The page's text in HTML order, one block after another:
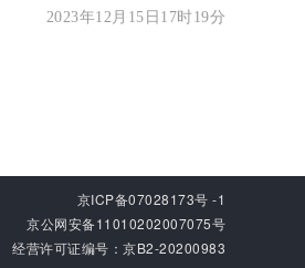
2023年12月15日17时19分
京ICP备07028173号 -1
京公网安备11010202007075号
经营许可证编号：京B2-20200983